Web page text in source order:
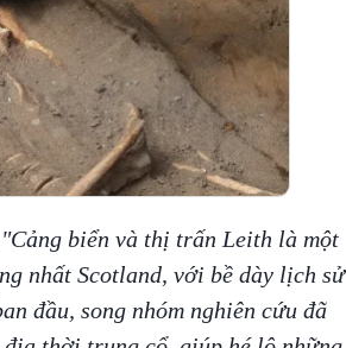
"Cảng biển và thị trấn Leith là một
nhất Scotland, với bề dày lịch sử
đầu, song nhóm nghiên cứu đã